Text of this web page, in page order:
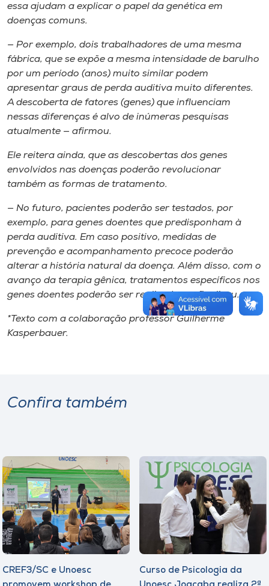
essa ajudam a explicar o papel da genética em
doenças comuns.
— Por exemplo, dois trabalhadores de uma mesma
fábrica, que se expõe a mesma intensidade de barulho
por um período (anos) muito similar podem
apresentar graus de perda auditiva muito diferentes.
A descoberta de fatores (genes) que influenciam
nessas diferenças é alvo de inúmeras pesquisas
atualmente — afirmou.
Ele reitera ainda, que as descobertas dos genes
envolvidos nas doenças poderão revolucionar
também as formas de tratamento.
— No futuro, pacientes poderão ser testados, por
exemplo, para genes doentes que predisponham à
perda auditiva. Em caso positivo, medidas de
prevenção e acompanhamento precoce poderão
alterar a história natural da doença. Além disso, com o
avanço da terapia gênica, tratamentos específicos nos
genes doentes poderão ser realizados — finalizou.
*Texto com a colaboração professor Guilherme
Kasperbauer.
Confira também
CREF3/SC e Unoesc
Curso de Psicologia da